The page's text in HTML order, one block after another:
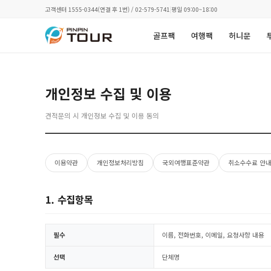
고객센터 1555-0344(연결 후 1번) / 02-579-5741 |평일 09:00~18:00
골프팩 여행팩 허니문
개인정보 수집 및 이용
견적문의 시 개인정보 수집 및 이용 동의
이용약관 개인정보처리방침 국외여행표준약관 취소수수료 안내
1. 수집항목
필수 이름, 전화번호, 이메일, 요청사항 내용
선택 단체명